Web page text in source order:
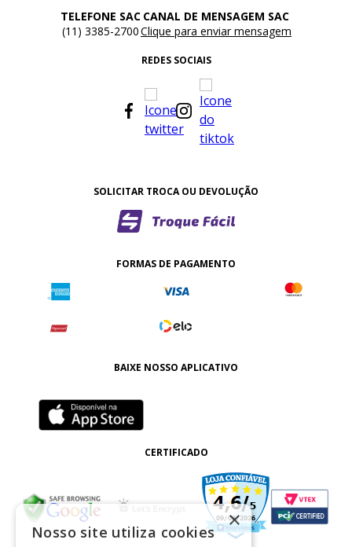
TELEFONE SAC
(11) 3385-2700
CANAL DE MENSAGEM SAC
Clique para enviar mensagem
REDES SOCIAIS
SOLICITAR TROCA OU DEVOLUÇÃO
FORMAS DE PAGAMENTO
BAIXE NOSSO APLICATIVO
CERTIFICADO
×
Nosso site utiliza cookies